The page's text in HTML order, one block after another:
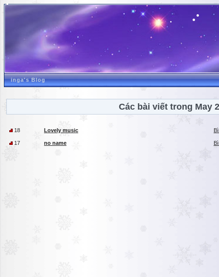
inga's Blog
Các bài viết trong May
18 Lovely music
17 no name